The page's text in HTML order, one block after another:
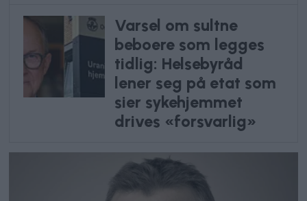
Varsel om sultne
beboere som legges
tidlig: Helsebyråd
lener seg på etat som
sier sykehjemmet
drives «forsvarlig»